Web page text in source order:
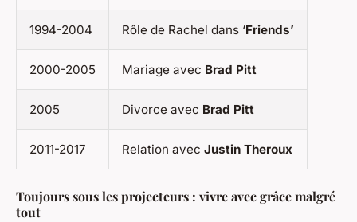
1994-2004 Rôle de Rachel dans ‘Friends’
2000-2005 Mariage avec Brad Pitt
2005 Divorce avec Brad Pitt
2011-2017 Relation avec Justin Theroux
Toujours sous les projecteurs : vivre avec grâce malgré
tout